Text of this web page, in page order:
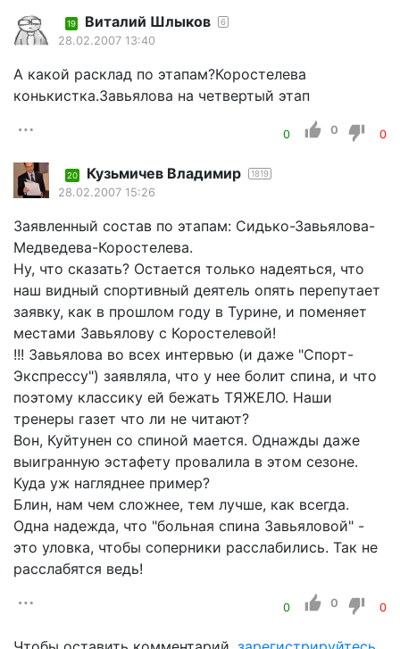
19 Виталий Шлыков 6
28.02.2007 13:40
А какой расклад по этапам?Коростелева
конькистка.Завьялова на четвертый этап
0 0 0
20 Кузьмичев Владимир 1819
28.02.2007 15:26
Заявленный состав по этапам: Сидько-Завьялова-
Медведева-Коростелева.
Ну, что сказать? Остается только надеяться, что
наш видный спортивный деятель опять перепутает
заявку, как в прошлом году в Турине, и поменяет
местами Завьялову с Коростелевой!
!!! Завьялова во всех интервью (и даже "Спорт-
Экспрессу") заявляла, что у нее болит спина, и что
поэтому классику ей бежать ТЯЖЕЛО. Наши
тренеры газет что ли не читают?
Вон, Куйтунен со спиной мается. Однажды даже
выигранную эстафету провалила в этом сезоне.
Куда уж нагляднее пример?
Блин, нам чем сложнее, тем лучше, как всегда.
Одна надежда, что "больная спина Завьяловой" -
это уловка, чтобы соперники расслабились. Так не
расслабятся ведь!
0 0 0